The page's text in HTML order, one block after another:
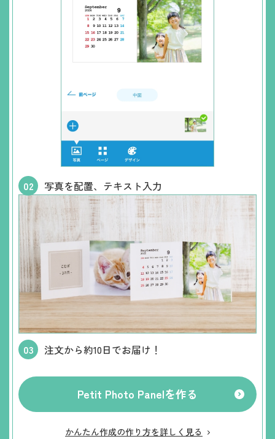
写真を配置、テキスト入力
注文から約10日でお届け！
Petit Photo Panelを作る
かんたん作成の作り方を詳しく見る